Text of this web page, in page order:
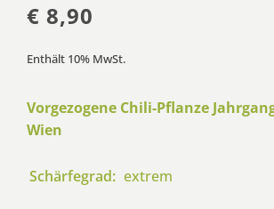
€ 8,90
Enthält 10% MwSt.
Vorgezogene Chili-Pflanze
Wien
Schärfegrad: extrem